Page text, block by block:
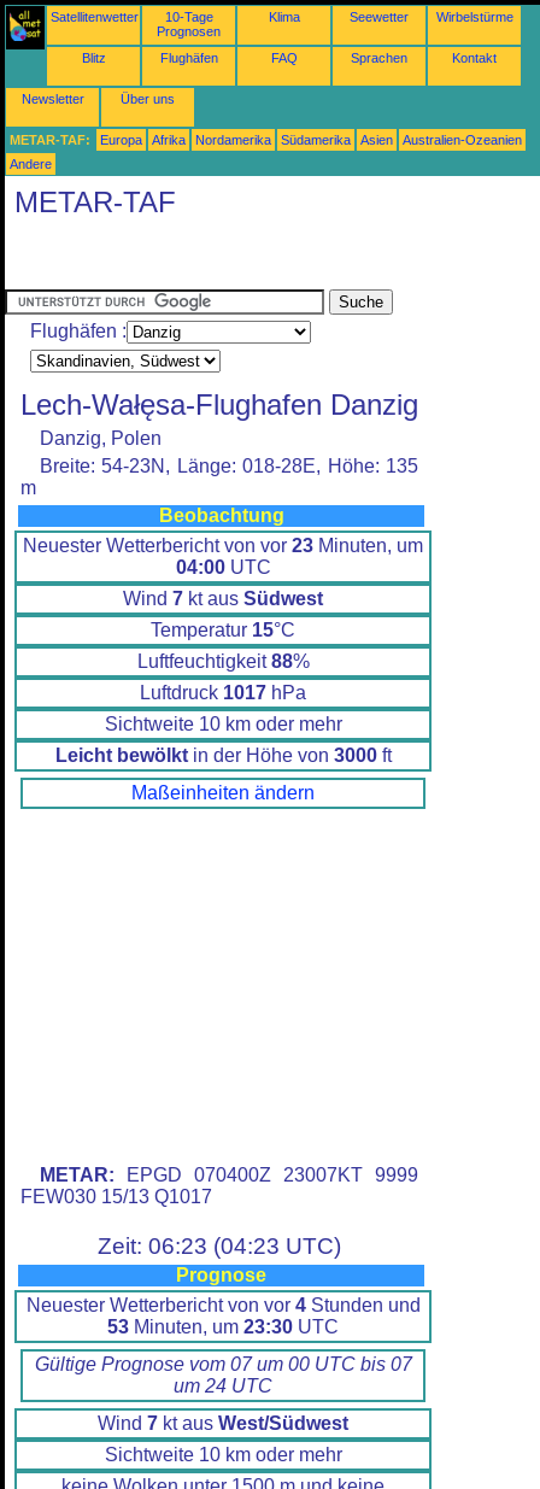
Satellitenwetter
10-Tage
Prognosen
Klima Seewetter Wirbelstürme
Blitz Flughäfen FAQ Sprachen Kontakt
Newsletter Über uns
METAR-TAF: Europa Afrika Nordamerika Südamerika Asien
Australien-Ozeanien
Andere
METAR-TAF
Flughäfen :
Lech-Wałęsa-Flughafen Danzig
Danzig, Polen
Breite: 54-23N, Länge: 018-28E, Höhe: 135
m
Beobachtung
Neuester Wetterbericht von vor 23 Minuten, um
04:00UTC
Wind 7 kt aus Südwest
Temperatur 15°C
Luftfeuchtigkeit88%
Luftdruck 1017 hPa
Sichtweite 10 km oder mehr
Leicht bewölktin der Höhe von 3000ft
Maßeinheiten ändern
METAR: EPGD 070400Z 23007KT 9999
FEW030 15/13 Q1017
Zeit: 06:23 (04:23 UTC)
Prognose
Neuester Wetterbericht von vor 4Stunden und
53 Minuten, um 23:30 UTC
Gültige Prognose vom 07 um 00 UTC bis 07
um 24 UTC
Wind 7 kt aus West/Südwest
Sichtweite 10 km oder mehr